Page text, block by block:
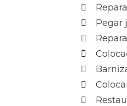
Pegar